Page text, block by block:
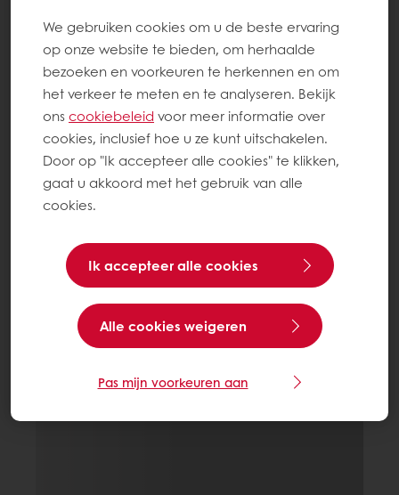
We gebruiken cookies om u de beste ervaring
op onze website te bieden, om herhaalde
bezoeken en voorkeuren te herkennen en om
het verkeer te meten en te analyseren. Bekijk
ons ​​cookiebeleid voor meer informatie over
cookies, inclusief hoe u ze kunt uitschakelen.
Door op "Ik accepteer alle cookies" te klikken,
gaat u akkoord met het gebruik van alle
cookies.
Ik accepteer alle cookies
Alle cookies weigeren
Pas mijn voorkeuren aan